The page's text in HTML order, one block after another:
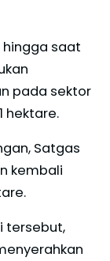
hingga saat
pada sektor
hektare.
Satgas
kembali
tersebut,